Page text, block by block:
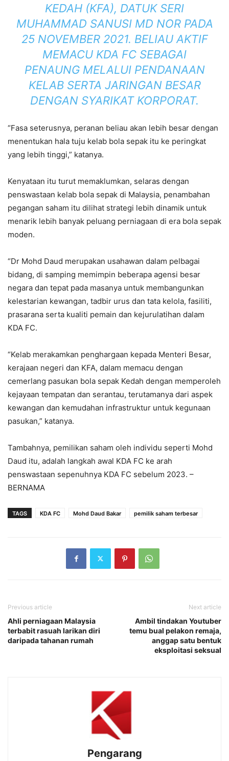
KEDAH (KFA), DATUK SERI
MUHAMMAD SANUSI MD NOR PADA
25 NOVEMBER 2021. BELIAU AKTIF
MEMACU KDA FC SEBAGAI
PENAUNG MELALUI PENDANAAN
KELAB SERTA JARINGAN BESAR
DENGAN SYARIKAT KORPORAT.
“Fasa seterusnya, peranan beliau akan lebih besar dengan
menentukan hala tuju kelab bola sepak itu ke peringkat
yang lebih tinggi,” katanya.
Kenyataan itu turut memaklumkan, selaras dengan
penswastaan kelab bola sepak di Malaysia, penambahan
pegangan saham itu dilihat strategi lebih dinamik untuk
menarik lebih banyak peluang perniagaan di era bola sepak
moden.
“Dr Mohd Daud merupakan usahawan dalam pelbagai
bidang, di samping memimpin beberapa agensi besar
negara dan tepat pada masanya untuk membangunkan
kelestarian kewangan, tadbir urus dan tata kelola, fasiliti,
prasarana serta kualiti pemain dan kejurulatihan dalam
KDA FC.
“Kelab merakamkan penghargaan kepada Menteri Besar,
kerajaan negeri dan KFA, dalam memacu dengan
cemerlang pasukan bola sepak Kedah dengan memperoleh
kejayaan tempatan dan serantau, terutamanya dari aspek
kewangan dan kemudahan infrastruktur untuk kegunaan
pasukan,” katanya.
Tambahnya, pemilikan saham oleh individu seperti Mohd
Daud itu, adalah langkah awal KDA FC ke arah
penswastaan sepenuhnya KDA FC sebelum 2023. –
BERNAMA
TAGS KDA FC Mohd Daud Bakar pemilik saham terbesar
Previous article
Ahli perniagaan Malaysia
terbabit rasuah larikan diri
daripada tahanan rumah
Next article
Ambil tindakan Youtuber
temu bual pelakon remaja,
anggap satu bentuk
eksploitasi seksual
Pengarang